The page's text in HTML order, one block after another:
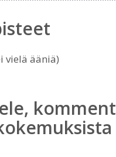
vielä ääniä)